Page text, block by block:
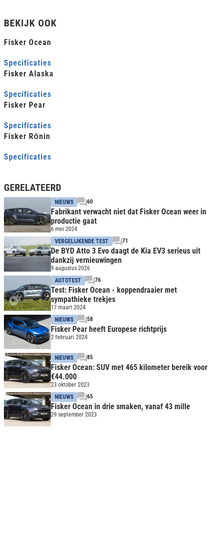
BEKIJK OOK
Fisker Ocean
Specificaties
Fisker Alaska
Specificaties
Fisker Pear
Specificaties
Fisker Rōnin
Specificaties
GERELATEERD
NIEUWS 60
Fabrikant verwacht niet dat Fisker Ocean weer in
productie gaat
6 mei 2024
VERGELIJKENDE TEST
71
De BYD Atto 3 Evo daagt de Kia EV3 serieus uit
dankzij vernieuwingen
9 augustus 2026
AUTOTEST
76
Test: Fisker Ocean - koppendraaier met
sympathieke trekjes
17 maart 2024
NIEUWS
58
Fisker Pear heeft Europese richtprijs
2 februari 2024
NIEUWS 85
Fisker Ocean: SUV met 465 kilometer bereik voor
€44.000
23 oktober 2023
NIEUWS
65
Fisker Ocean in drie smaken, vanaf 43 mille
29 september 2023